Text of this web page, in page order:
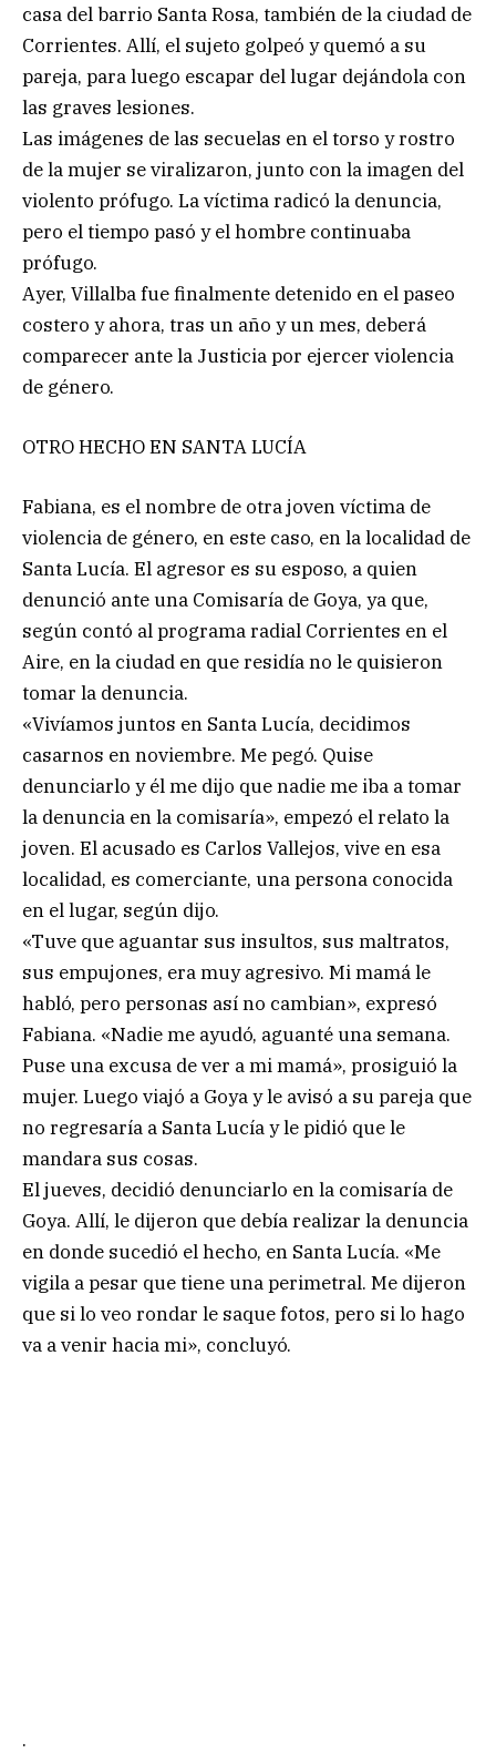
casa del barrio Santa Rosa, también de la ciudad de
Corrientes. Allí, el sujeto golpeó y quemó a su
pareja, para luego escapar del lugar dejándola con
las graves lesiones.
Las imágenes de las secuelas en el torso y rostro
de la mujer se viralizaron, junto con la imagen del
violento prófugo. La víctima radicó la denuncia,
pero el tiempo pasó y el hombre continuaba
prófugo.
Ayer, Villalba fue finalmente detenido en el paseo
costero y ahora, tras un año y un mes, deberá
comparecer ante la Justicia por ejercer violencia
de género.
OTRO HECHO EN SANTA LUCÍA
Fabiana, es el nombre de otra joven víctima de
violencia de género, en este caso, en la localidad de
Santa Lucía. El agresor es su esposo, a quien
denunció ante una Comisaría de Goya, ya que,
según contó al programa radial Corrientes en el
Aire, en la ciudad en que residía no le quisieron
tomar la denuncia.
«Vivíamos juntos en Santa Lucía, decidimos
casarnos en noviembre. Me pegó. Quise
denunciarlo y él me dijo que nadie me iba a tomar
la denuncia en la comisaría», empezó el relato la
joven. El acusado es Carlos Vallejos, vive en esa
localidad, es comerciante, una persona conocida
en el lugar, según dijo.
«Tuve que aguantar sus insultos, sus maltratos,
sus empujones, era muy agresivo. Mi mamá le
habló, pero personas así no cambian», expresó
Fabiana. «Nadie me ayudó, aguanté una semana.
Puse una excusa de ver a mi mamá», prosiguió la
mujer. Luego viajó a Goya y le avisó a su pareja que
no regresaría a Santa Lucía y le pidió que le
mandara sus cosas.
El jueves, decidió denunciarlo en la comisaría de
Goya. Allí, le dijeron que debía realizar la denuncia
en donde sucedió el hecho, en Santa Lucía. «Me
vigila a pesar que tiene una perimetral. Me dijeron
que si lo veo rondar le saque fotos, pero si lo hago
va a venir hacia mi», concluyó.
.